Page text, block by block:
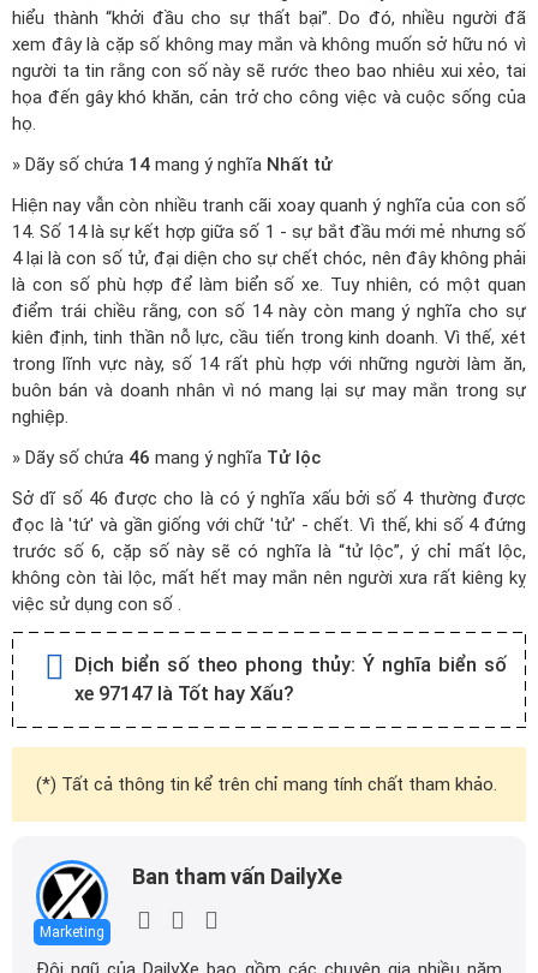
hiểu thành “khởi đầu cho sự thất bại”. Do đó, nhiều người đã
xem đây là cặp số không may mắn và không muốn sở hữu nó vì
người ta tin rằng con số này sẽ rước theo bao nhiêu xui xẻo, tai
họa đến gây khó khăn, cản trở cho công việc và cuộc sống của
họ.
» Dãy số chứa 14 mang ý nghĩa Nhất tử
Hiện nay vẫn còn nhiều tranh cãi xoay quanh ý nghĩa của con số
14. Số 14 là sự kết hợp giữa số 1 - sự bắt đầu mới mẻ nhưng số
4 lại là con số tử, đại diện cho sự chết chóc, nên đây không phải
là con số phù hợp để làm biển số xe. Tuy nhiên, có một quan
điểm trái chiều rằng, con số 14 này còn mang ý nghĩa cho sự
kiên định, tinh thần nỗ lực, cầu tiến trong kinh doanh. Vì thế, xét
trong lĩnh vực này, số 14 rất phù hợp với những người làm ăn,
buôn bán và doanh nhân vì nó mang lại sự may mắn trong sự
nghiệp.
» Dãy số chứa 46 mang ý nghĩa Tử lộc
Sở dĩ số 46 được cho là có ý nghĩa xấu bởi số 4 thường được
đọc là 'tứ' và gần giống với chữ 'tử' - chết. Vì thế, khi số 4 đứng
trước số 6, cặp số này sẽ có nghĩa là “tử lộc”, ý chỉ mất lộc,
không còn tài lộc, mất hết may mắn nên người xưa rất kiêng kỵ
việc sử dụng con số .
Dịch biển số theo phong thủy: Ý nghĩa biển số
xe 97147 là Tốt hay Xấu?
(*) Tất cả thông tin kể trên chỉ mang tính chất tham khảo.
Marketing
Ban tham vấn DailyXe